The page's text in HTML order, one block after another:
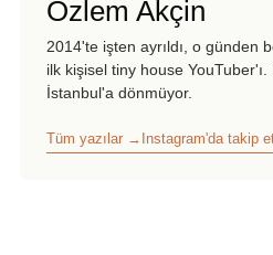
Özlem Akçin
2014'te işten ayrıldı, o günden
ilk kişisel tiny house
İstanbul'a dönmüyor.
Tüm yazılar → Instagram'da takip